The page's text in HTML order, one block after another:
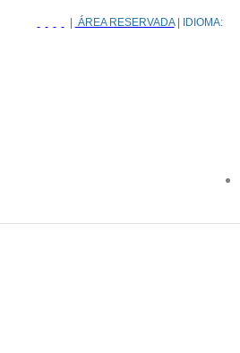
ÁREA RESERVADA| IDIOMA: